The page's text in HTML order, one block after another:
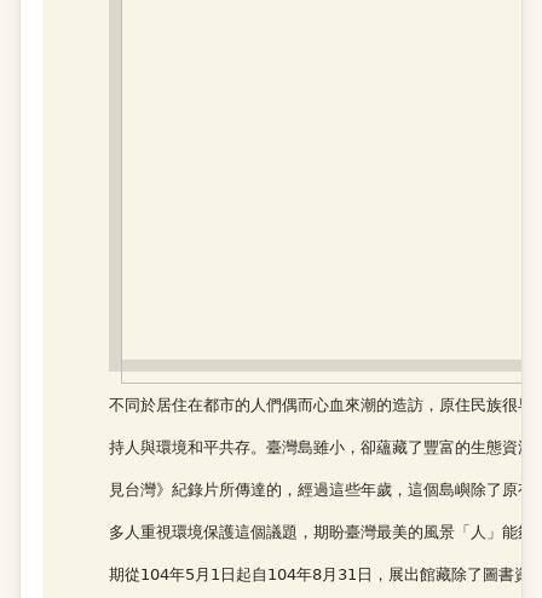
不同於居住在都市的人們偶而心血來潮的造訪，原住民族很
持人與環境和平共存。臺灣島雖小，卻蘊藏了豐富的生態資
見台灣》紀錄片所傳達的，經過這些年歲，這個島嶼除了原
多人重視環境保護這個議題，期盼臺灣最美的風景「人」能
期從104年5月1日起自104年8月31日，展出館藏除了圖書資